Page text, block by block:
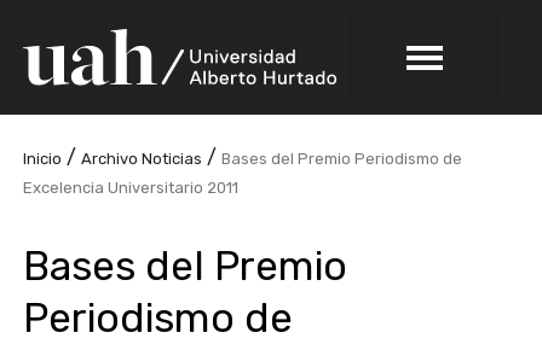
Inicio /Archivo Noticias /Bases del Premio Periodismo de
Excelencia Universitario 2011
Bases del Premio
Periodismo de